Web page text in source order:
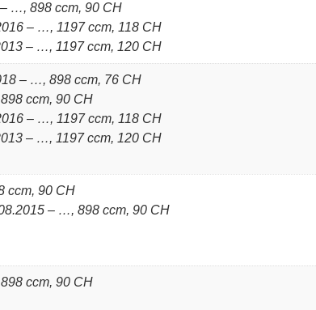
…, 898 ccm, 90 CH
– …, 1197 ccm, 118 CH
– …, 1197 ccm, 120 CH
– …, 898 ccm, 76 CH
ccm, 90 CH
– …, 1197 ccm, 118 CH
– …, 1197 ccm, 120 CH
ccm, 90 CH
– …, 898 ccm, 90 CH
ccm, 90 CH